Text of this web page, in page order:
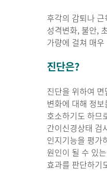
후각의 감퇴나
성격변화, 불안,
가량에 걸쳐 매
진단은?
진단을 위하여
변화에 대해 정
호소하기도 하므
간이신경상태 검
인지기능을 평가
원인이 될 수 있
효과를 판단하기